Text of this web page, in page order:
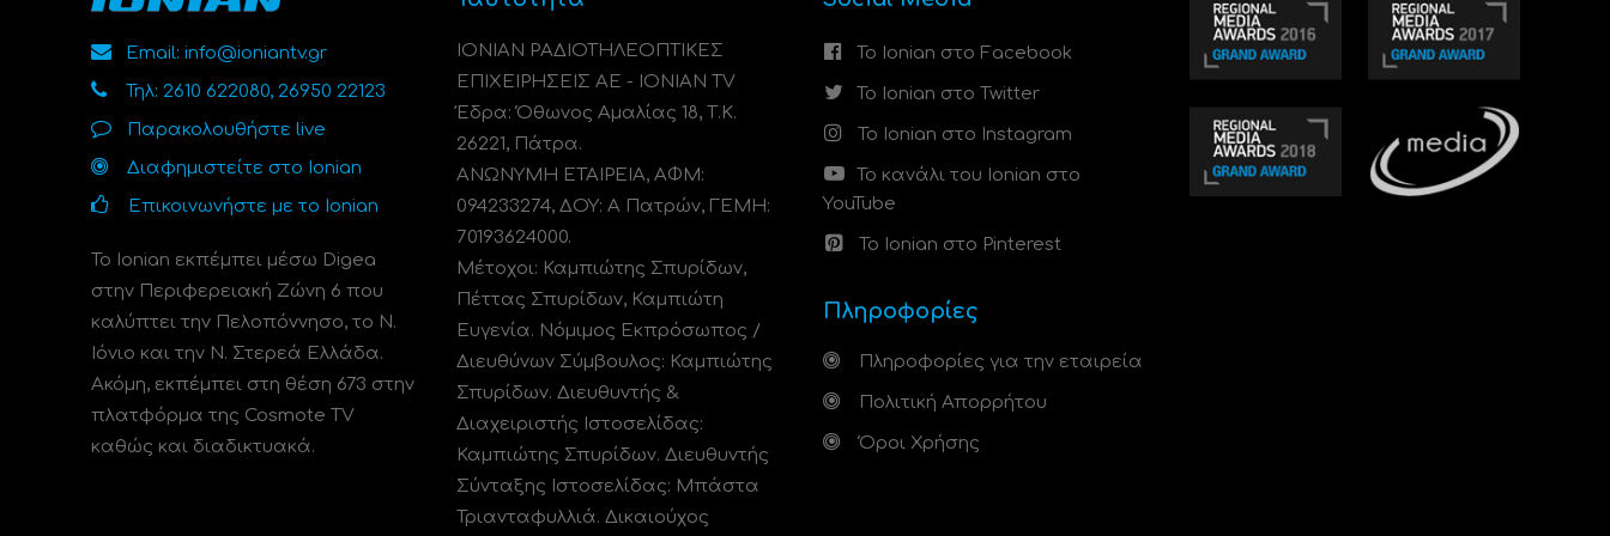
Email: info@ioniantv.gr
Τηλ: 2610 622080, 26950 22123
Παρακολουθήστε live
Διαφημιστείτε στο Ionian
Επικοινωνήστε με το Ionian
Το Ionian εκπέμπει μέσω Digea
στην Περιφερειακή Ζώνη 6 που
καλύπτει την Πελοπόννησο, το N.
Ιόνιο και την Ν. Στερεά Ελλάδα.
Ακόμη, εκπέμπει στη θέση 673 στην
πλατφόρμα της Cosmote TV
καθώς και διαδικτυακά.
ΙΟΝΙΑΝ ΡΑΔΙΟΤΗΛΕΟΠΤΙΚΕΣ
ΕΠΙΧΕΙΡΗΣΕΙΣ ΑΕ - IONIAN TV
Έδρα: Όθωνος Αμαλίας 18, Τ.Κ.
26221, Πάτρα.
ΑΝΩΝΥΜΗ ΕΤΑΙΡΕΙΑ, ΑΦΜ:
094233274, ΔΟΥ: A Πατρών, ΓΕΜΗ:
70193624000.
Μέτοχοι: Καμπιώτης Σπυρίδων,
Πέττας Σπυρίδων, Καμπιώτη
Ευγενία. Νόμιμος Εκπρόσωπος /
Διευθύνων Σύμβουλος: Καμπιώτης
Σπυρίδων. Διευθυντής &
Διαχειριστής Ιστοσελίδας:
Καμπιώτης Σπυρίδων. Διευθυντής
Σύνταξης Ιστοσελίδας: Μπάστα
Τριανταφυλλιά. Δικαιούχος
Το Ionian στο Facebook
Το Ionian στο Twitter
Το Ionian στο Instagram
Το κανάλι του Ionian στο
YouTube
Το Ionian στο Pinterest
Πληροφορίες
Πληροφορίες για την εταιρεία
Πολιτική Απορρήτου
Όροι Χρήσης